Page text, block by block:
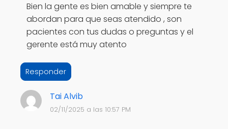
Bien la gente es bien amable y siempre te
abordan para que seas atendido , son
pacientes con tus dudas o preguntas y el
gerente está muy atento
Responder
Tai Alvib
02/11/2025 a las 10:57 PM